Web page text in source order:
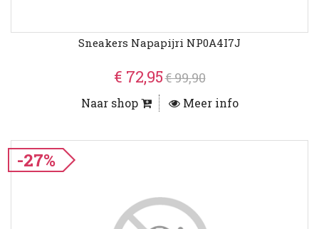
Sneakers Napapijri NP0A4I7J
€ 72,95€ 99,90
Naar shop Meer info
-27%